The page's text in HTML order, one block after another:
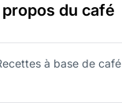
propos du café
à base de café